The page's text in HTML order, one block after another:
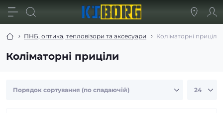
ПНБ, оптика, тепловізори та аксесуари Коліматорні приціли
Коліматорні приціли